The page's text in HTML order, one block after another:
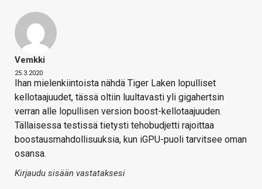
Vemkki
25.3.2020
Ihan mielenkiintoista nähdä Tiger Laken lopulliset
kellotaajuudet, tässä oltiin luultavasti yli gigahertsin
verran alle lopullisen version boost-kellotaajuuden.
Tällaisessa testissä tietysti tehobudjetti rajoittaa
boostausmahdollisuuksia, kun iGPU-puoli tarvitsee oman
osansa.
Kirjaudu sisään vastataksesi